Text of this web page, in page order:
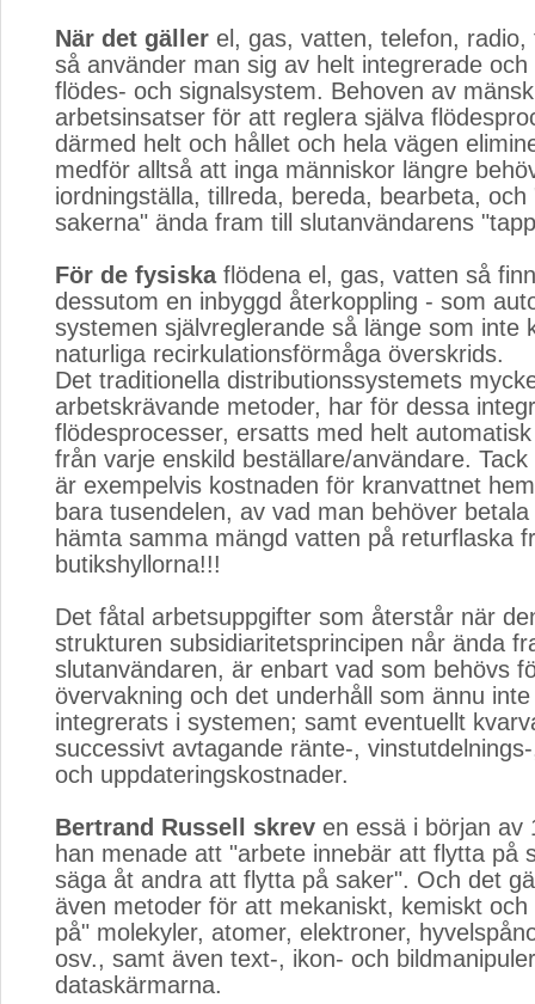
När det gäller el, gas, vatten, telefon, radio,
så använder man sig av helt integrerade och
flödes- och signalsystem. Behoven av
arbetsinsatser för att reglera själva
därmed helt och hållet och hela vägen
medför alltså att inga människor längre
iordningställa, tillreda, bereda, bearbeta, och
sakerna" ända fram till slutanvändarens
För de fysiskaflödena el, gas, vatten så
dessutom en inbyggd återkoppling - som
systemen självreglerande så länge som inte
naturliga recirkulationsförmåga överskrids.
Det traditionella distributionssystemets
arbetskrävande metoder, har för dessa
flödesprocesser, ersatts med helt
från varje enskild beställare/användare.
är exempelvis kostnaden för kranvattnet
bara tusendelen, av vad man behöver
hämta samma mängd vatten på returflaska
butikshyllorna!!!
Det fåtal arbetsuppgifter som återstår när
strukturen subsidiaritetsprincipen når ända
slutanvändaren, är enbart vad som behövs
övervakning och det underhåll som ännu
integrerats i systemen; samt eventuellt
successivt avtagande ränte-,
och uppdateringskostnader.
Bertrand Russell skrev en essä i början av
han menade att "arbete innebär att flytta på
säga åt andra att flytta på saker". Och det
även metoder för att mekaniskt, kemiskt
på" molekyler, atomer, elektroner,
osv., samt även text-, ikon- och
dataskärmarna.